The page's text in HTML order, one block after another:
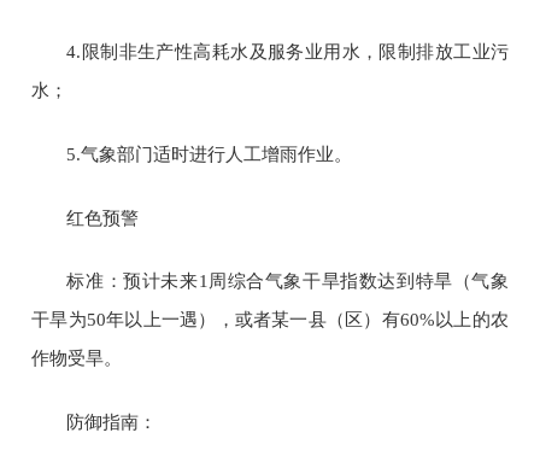
4. 限制非生产性高耗水及服务业用水，限制排放工业污
水；
5.气象部门适时进行人工增雨作业。
红色预警
标准：预计未来1周综合气象干旱指数达到特旱（气象
干旱为50年以上一遇），或者某一县（区）有60%以上的农
作物受旱。
防御指南：